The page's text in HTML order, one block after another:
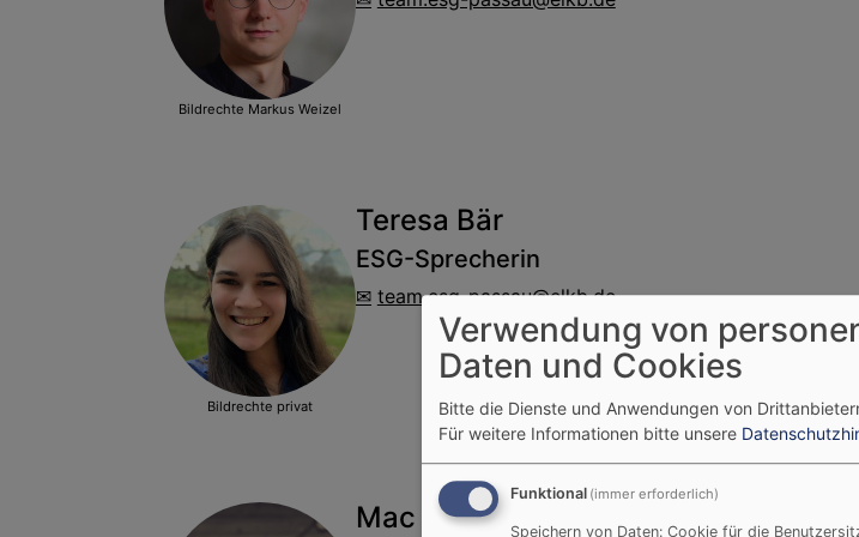
Bildrechte Markus Weizel
Bildrechte privat
Teresa Bär
ESG-Sprecherin
team.esg-passau@elkb.de
Mac Angel Sackey Engmann
Verwendung von
Daten und Cookies
Bitte die Dienste und Anwendungen von
Für weitere Informationen bitte unsere
Funktional (immer erforderlich)
Speichern von Daten: Cookie für die